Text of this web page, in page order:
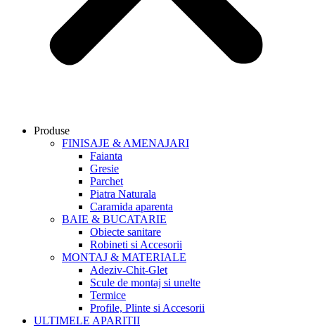
Produse
FINISAJE & AMENAJARI
Faianta
Gresie
Parchet
Piatra Naturala
Caramida aparenta
BAIE & BUCATARIE
Obiecte sanitare
Robineti si Accesorii
MONTAJ & MATERIALE
Adeziv-Chit-Glet
Scule de montaj si unelte
Termice
Profile, Plinte si Accesorii
ULTIMELE APARITII